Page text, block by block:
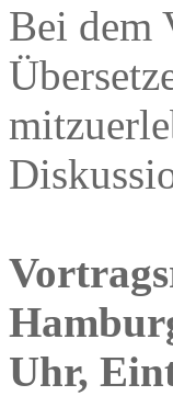
Bei dem
Uhr,